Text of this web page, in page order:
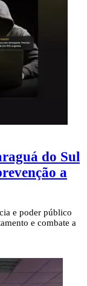
do Sul
a
e poder público
e combate a